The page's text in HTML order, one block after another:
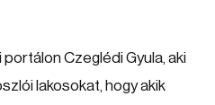
Czeglédi Gyula, aki
lakosokat, hogy akik